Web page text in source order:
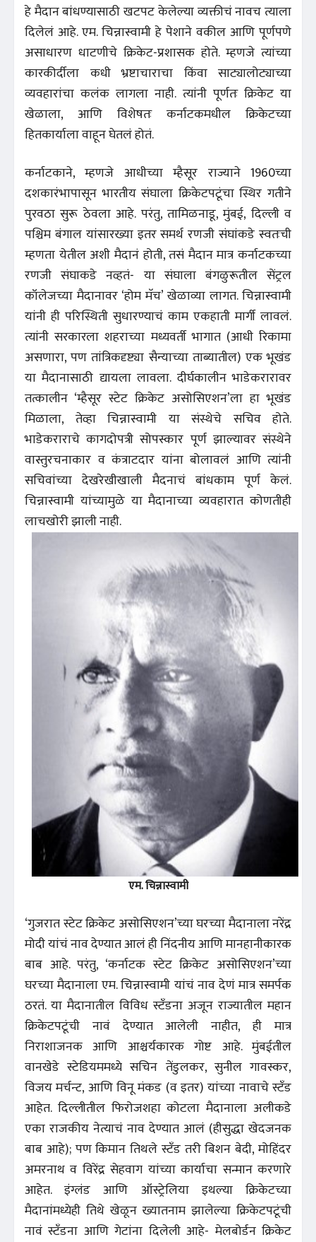
हे मैदान बांधण्यासाठी खटपट केलेल्या व्यक्तीचं नावच त्याला
दिलेलं आहे. एम. चिन्नास्वामी हे पेशाने वकील आणि पूर्णपणे
असाधारण धाटणीचे क्रिकेट-प्रशासक होते. म्हणजे त्यांच्या
कारकीर्दीला कधी भ्रष्टाचाराचा किंवा साट्यालोट्याच्या
व्यवहारांचा कलंक लागला नाही. त्यांनी पूर्णतः क्रिकेट या
खेळाला, आणि विशेषतः कर्नाटकमधील क्रिकेटच्या
हितकार्याला वाहून घेतलं होतं.
कर्नाटकाने, म्हणजे आधीच्या म्हैसूर राज्याने 1960च्या
दशकारंभापासून भारतीय संघाला क्रिकेटपटूंचा स्थिर गतीने
पुरवठा सुरू ठेवला आहे. परंतु, तामिळनाडू, मुंबई, दिल्ली व
पश्चिम बंगाल यांसारख्या इतर समर्थ रणजी संघांकडे स्वतःची
म्हणता येतील अशी मैदानं होती, तसं मैदान मात्र कर्नाटकच्या
रणजी संघाकडे नव्हतं- या संघाला बंगळुरूतील सेंट्रल
कॉलेजच्या मैदानावर ‘होम मॅच’ खेळाव्या लागत. चिन्नास्वामी
यांनी ही परिस्थिती सुधारण्याचं काम एकहाती मार्गी लावलं.
त्यांनी सरकारला शहराच्या मध्यवर्ती भागात (आधी रिकामा
असणारा, पण तांत्रिकदृष्ट्या सैन्याच्या ताब्यातील) एक भूखंड
या मैदानासाठी द्यायला लावला. दीर्घकालीन भाडेकरारावर
तत्कालीन ‘म्हैसूर स्टेट क्रिकेट असोसिएशन’ला हा भूखंड
मिळाला, तेव्हा चिन्नास्वामी या संस्थेचे सचिव होते.
भाडेकराराचे कागदोपत्री सोपस्कार पूर्ण झाल्यावर संस्थेने
वास्तुरचनाकार व कंत्राटदार यांना बोलावलं आणि त्यांनी
सचिवांच्या देखरेखीखाली मैदनाचं बांधकाम पूर्ण केलं.
चिन्नास्वामी यांच्यामुळे या मैदानाच्या व्यवहारात कोणतीही
लाचखोरी झाली नाही.
एम. चिन्नास्वामी
‘गुजरात स्टेट क्रिकेट असोसिएशन’च्या घरच्या मैदानाला नरेंद्र
मोदी यांचं नाव देण्यात आलं ही निंदनीय आणि मानहानीकारक
बाब आहे. परंतु, ‘कर्नाटक स्टेट क्रिकेट असोसिएशन’च्या
घरच्या मैदानाला एम. चिन्नास्वामी यांचं नाव देणं मात्र समर्पक
ठरतं. या मैदानातील विविध स्टँडना अजून राज्यातील महान
क्रिकेटपटूंची नावं देण्यात आलेली नाहीत, ही मात्र
निराशाजनक आणि आश्चर्यकारक गोष्ट आहे. मुंबईतील
वानखेडे स्टेडियममध्ये सचिन तेंडुलकर, सुनील गावस्कर,
विजय मर्चन्ट, आणि विनू मंकड (व इतर) यांच्या नावाचे स्टँड
आहेत. दिल्लीतील फिरोजशहा कोटला मैदानाला अलीकडे
एका राजकीय नेत्याचं नाव देण्यात आलं (हीसुद्धा खेदजनक
बाब आहे); पण किमान तिथले स्टँड तरी बिशन बेदी, मोहिंदर
अमरनाथ व विरेंद्र सेहवाग यांच्या कार्याचा सन्मान करणारे
आहेत. इंग्लंड आणि ऑस्ट्रेलिया इथल्या क्रिकेटच्या
मैदानांमध्येही तिथे खेळून ख्यातनाम झालेल्या क्रिकेटपटूंची
नावं स्टँडना आणि गेटांना दिलेली आहे- मेलबोर्डन क्रिकेट